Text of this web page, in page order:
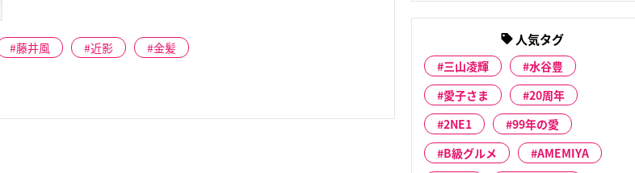
藤井風 近影 金髪
人気タグ
三山凌輝
水谷豊
愛子さま
20周年
2NE1
99年の愛
B級グルメ
AMEMIYA